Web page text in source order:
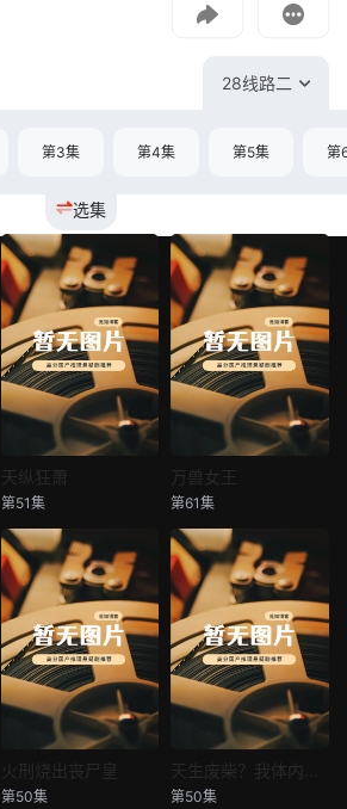
教程：把手机影片投到电视上播放
28线路二
选集
第3集 第4集 第5集 第
天纵狂萧
天纵狂萧
第51集
万兽女王
万兽女王
第61集
火刑烧出丧尸皇
第50集 第50集